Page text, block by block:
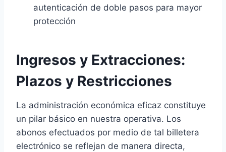
autenticación de doble pasos para mayor
protección
Ingresos y Extracciones:
Plazos y Restricciones
La administración económica eficaz constituye
un pilar básico en nuestra operativa. Los
abonos efectuados por medio de tal billetera
electrónico se reflejan de manera directa,